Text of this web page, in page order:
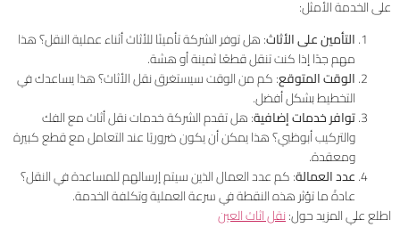
على الخدمة الأمثل:
التأمين على الأثاث: هل توفر الشركة تأمينًا للأثاث أثناء عملية النقل؟ هذا
مهم جدًا إذا كنت تنقل قطعًا ثمينة أو هشة.
الوقت المتوقع: كم من الوقت سيستغرق نقل الأثاث؟ هذا يساعدك في
التخطيط بشكل أفضل.
توافر خدمات إضافية: هل تقدم الشركة خدمات نقل أثاث مع الفك
والتركيب أبوظبي؟ هذا يمكن أن يكون ضروريًا عند التعامل مع قطع كبيرة
ومعقدة.
عدد العمالة: كم عدد العمال الذين سيتم إرسالهم للمساعدة في النقل؟
عادةً ما تؤثر هذه النقطة في سرعة العملية وتكلفة الخدمة.
اطلع علي المزيد حول:نقل اثاث العين